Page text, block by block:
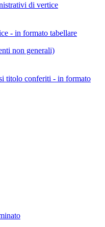
di vertice
- in formato tabellare
non generali)
titolo conferiti - in formato